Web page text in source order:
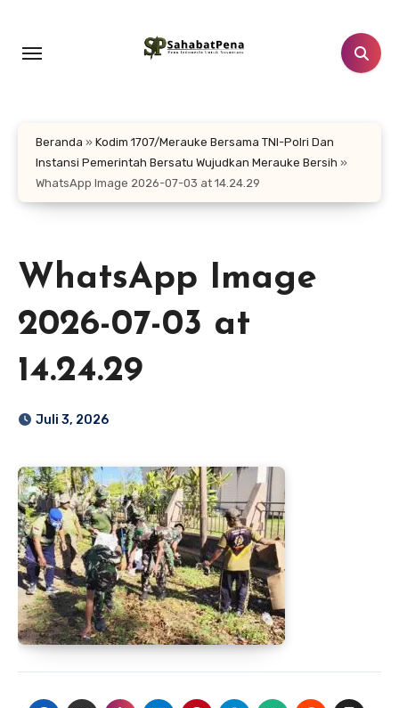
konten
Beranda » Kodim 1707/Merauke Bersama TNI-Polri Dan
Instansi Pemerintah Bersatu Wujudkan Merauke Bersih »
WhatsApp Image 2026-07-03 at 14.24.29
WhatsApp Image
2026-07-03 at
14.24.29
Juli 3, 2026